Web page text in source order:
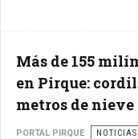
Más de 155
en Pirque:
metros de nieve
PORTAL PIRQUE